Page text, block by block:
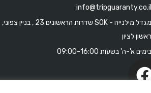
info@tripguaranty.co.il
ראשון לציון
בימים א'-ה' בשעות 09:00-16:00